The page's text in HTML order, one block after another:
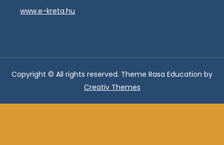
www.e-kreta.hu
Copyright © All rights reserved. Theme Rasa Education by
Creativ Themes